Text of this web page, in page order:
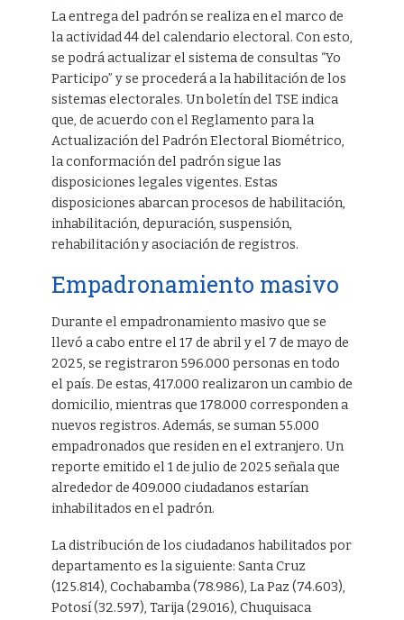
La entrega del padrón se realiza en el marco de
la actividad 44 del calendario electoral. Con esto,
se podrá actualizar el sistema de consultas “Yo
Participo” y se procederá a la habilitación de los
sistemas electorales. Un boletín del TSE indica
que, de acuerdo con el Reglamento para la
Actualización del Padrón Electoral Biométrico,
la conformación del padrón sigue las
disposiciones legales vigentes. Estas
disposiciones abarcan procesos de habilitación,
inhabilitación, depuración, suspensión,
rehabilitación y asociación de registros.
Empadronamiento masivo
Durante el empadronamiento masivo que se
llevó a cabo entre el 17 de abril y el 7 de mayo de
2025, se registraron 596.000 personas en todo
el país. De estas, 417.000 realizaron un cambio de
domicilio, mientras que 178.000 corresponden a
nuevos registros. Además, se suman 55.000
empadronados que residen en el extranjero. Un
reporte emitido el 1 de julio de 2025 señala que
alrededor de 409.000 ciudadanos estarían
inhabilitados en el padrón.
La distribución de los ciudadanos habilitados por
departamento es la siguiente: Santa Cruz
(125.814), Cochabamba (78.986), La Paz (74.603),
Potosí (32.597), Tarija (29.016), Chuquisaca